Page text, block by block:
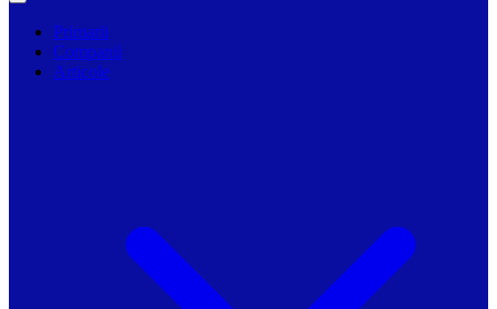
Primarii
Companii
Articole